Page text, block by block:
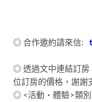
◎ 合作邀約請來信:
◎ 透過文中連結訂房
位訂房的價格，謝謝
◎ <活動‧體驗>類別